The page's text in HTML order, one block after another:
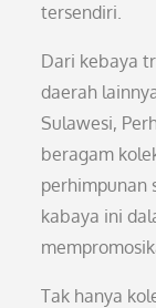
tersendiri.
Dari kebaya
daerah
Sulawesi,
beragam
perhimpunan
kabaya ini
Tak hanya